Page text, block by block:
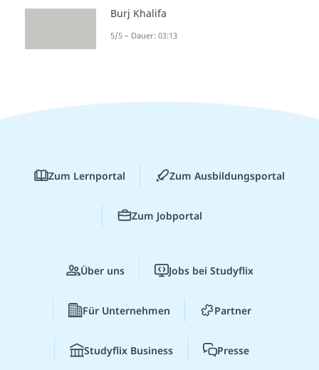
Burj Khalifa
5/5 – Dauer: 03:13
Zum Lernportal Zum Ausbildungsportal
Zum Jobportal
Über uns Jobs bei Studyflix
Für Unternehmen Partner
Studyflix Business Presse